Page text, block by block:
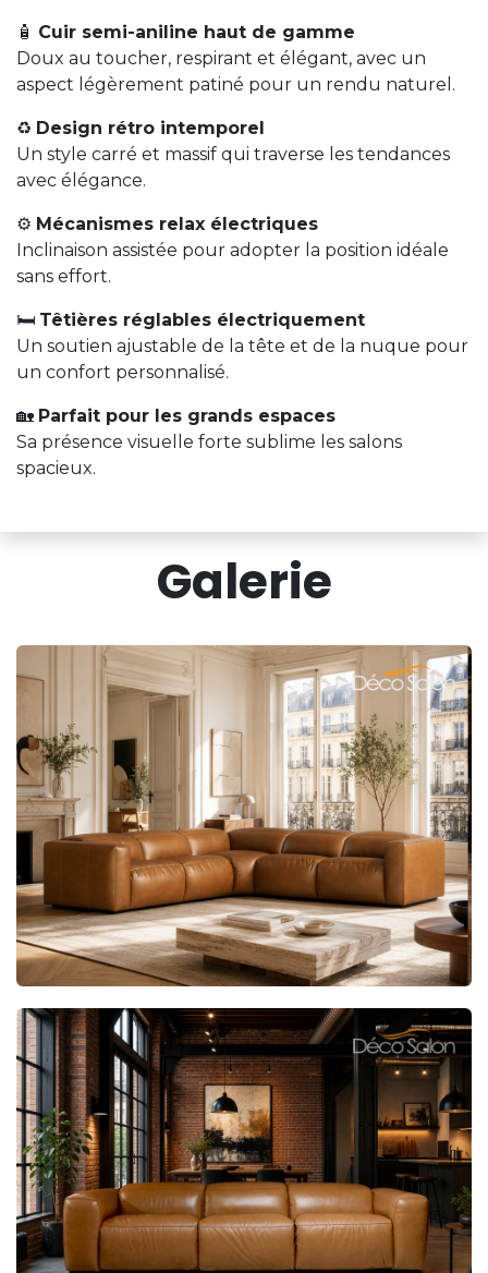
🧴 Cuir semi-aniline haut de gamme
Doux au toucher, respirant et élégant, avec un
aspect légèrement patiné pour un rendu naturel.
♻️ Design rétro intemporel
Un style carré et massif qui traverse les tendances
avec élégance.
⚙️ Mécanismes relax électriques
Inclinaison assistée pour adopter la position idéale
sans effort.
🛏️ Têtières réglables électriquement
Un soutien ajustable de la tête et de la nuque pour
un confort personnalisé.
🏡 Parfait pour les grands espaces
Sa présence visuelle forte sublime les salons
spacieux.
Galerie